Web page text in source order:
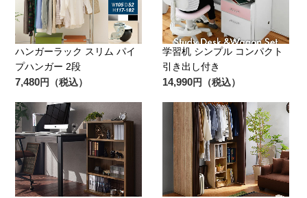
ハンガーラック スリム パイ
プハンガー 2段
7,480円（税込）
学習机 シンプル コンパクト
引き出し付き
14,990円（税込）